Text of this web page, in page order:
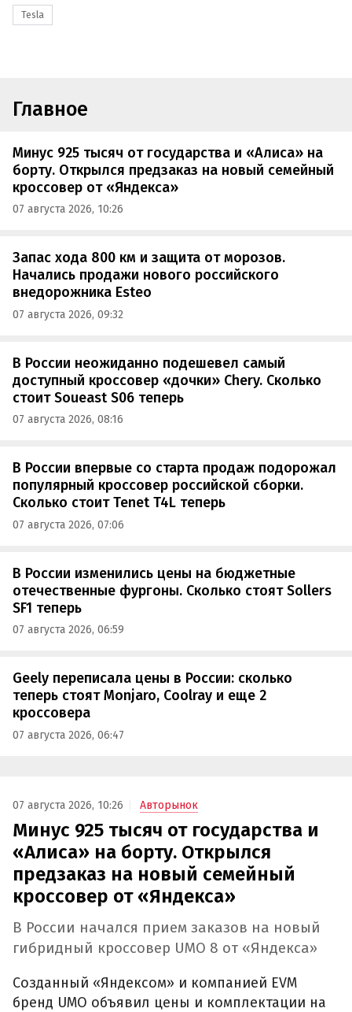
Tesla
Главное
Минус 925 тысяч от государства и «Алиса» на
борту. Открылся предзаказ на новый семейный
кроссовер от «Яндекса»
07 августа 2026, 10:26
Запас хода 800 км и защита от морозов.
Начались продажи нового российского
внедорожника Esteo
07 августа 2026, 09:32
В России неожиданно подешевел самый
доступный кроссовер «дочки» Chery. Сколько
стоит Soueast S06 теперь
07 августа 2026, 08:16
В России впервые со старта продаж подорожал
популярный кроссовер российской сборки.
Сколько стоит Tenet T4L теперь
07 августа 2026, 07:06
В России изменились цены на бюджетные
отечественные фургоны. Сколько стоят Sollers
SF1 теперь
07 августа 2026, 06:59
Geely переписала цены в России: сколько
теперь стоят Monjaro, Coolray и еще 2
кроссовера
07 августа 2026, 06:47
07 августа 2026, 10:26 Авторынок
Минус 925 тысяч от государства и
«Алиса» на борту. Открылся
предзаказ на новый семейный
кроссовер от «Яндекса»
В России начался прием заказов на новый
гибридный кроссовер UMO 8 от «Яндекса»
Созданный «Яндексом» и компанией EVM
бренд UMO объявил цены и комплектации на